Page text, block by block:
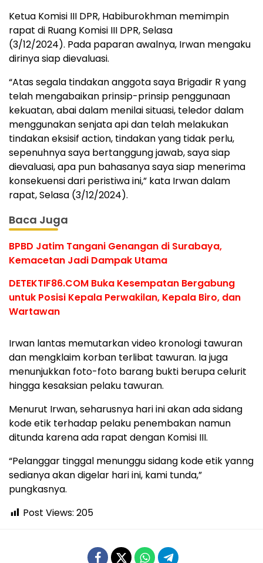
Ketua Komisi III DPR, Habiburokhman memimpin
rapat di Ruang Komisi III DPR, Selasa
(3/12/2024). Pada paparan awalnya, Irwan mengaku
dirinya siap dievaluasi.
“Atas segala tindakan anggota saya Brigadir R yang
telah mengabaikan prinsip-prinsip penggunaan
kekuatan, abai dalam menilai situasi, teledor dalam
menggunakan senjata api dan telah melakukan
tindakan eksisif action, tindakan yang tidak perlu,
sepenuhnya saya bertanggung jawab, saya siap
dievaluasi, apa pun bahasanya saya siap menerima
konsekuensi dari peristiwa ini,” kata Irwan dalam
rapat, Selasa (3/12/2024).
Baca Juga
BPBD Jatim Tangani Genangan di Surabaya,
Kemacetan Jadi Dampak Utama
DETEKTIF86.COM Buka Kesempatan Bergabung
untuk Posisi Kepala Perwakilan, Kepala Biro, dan
Wartawan
Irwan lantas memutarkan video kronologi tawuran
dan mengklaim korban terlibat tawuran. Ia juga
menunjukkan foto-foto barang bukti berupa celurit
hingga kesaksian pelaku tawuran.
Menurut Irwan, seharusnya hari ini akan ada sidang
kode etik terhadap pelaku penembakan namun
ditunda karena ada rapat dengan Komisi III.
“Pelanggar tinggal menunggu sidang kode etik yanng
sedianya akan digelar hari ini, kami tunda,”
pungkasnya.
Post Views: 205